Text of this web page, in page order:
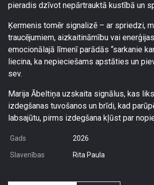
pieradis dzīvot nepārtrauktā kustībā un
Ķermenis tomēr signalizē – ar spriedzi,
traucējumiem, aizkaitināmību vai
emocionālajā līmenī parādās “sarkanie
liecina, ka nepieciešams apstāties un
sev.
Marija Ābeltiņa uzskaita signālus, kas
izdegšanas tuvošanos un brīdi, kad
labsajūtu, pirms izdegšana kļūst par
Gads 2026
Slavenības Rita Paula